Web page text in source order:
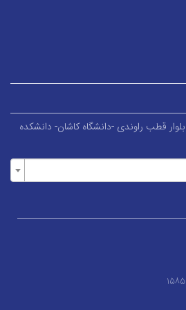
کاشان - کیلومتر ۶ بلوار قطب راوندی -دانشگاه کاشان- دانشکده
۱۵۸۵